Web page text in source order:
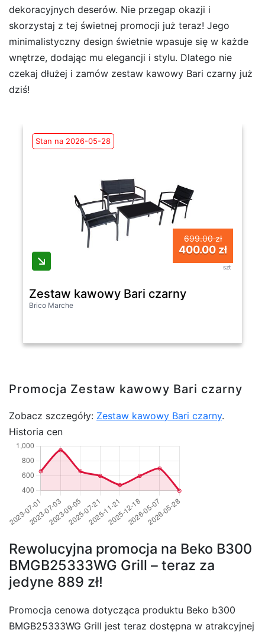
dekoracyjnych deserów. Nie przegap okazji i
skorzystaj z tej świetnej promocji już teraz! Jego
minimalistyczny design świetnie wpasuje się w każde
wnętrze, dodając mu elegancji i stylu. Dlatego nie
czekaj dłużej i zamów zestaw kawowy Bari czarny już
dziś!
Stan na 2026-05-28
699.00 zł
400.00 zł
szt
Zestaw kawowy Bari czarny
Brico Marche
Promocja Zestaw kawowy Bari czarny
Zobacz szczegóły: Zestaw kawowy Bari czarny.
Historia cen
Rewolucyjna promocja na Beko B300
BMGB25333WG Grill – teraz za
jedyne 889 zł!
Promocja cenowa dotycząca produktu Beko b300
BMGB25333WG Grill jest teraz dostępna w atrakcyjnej